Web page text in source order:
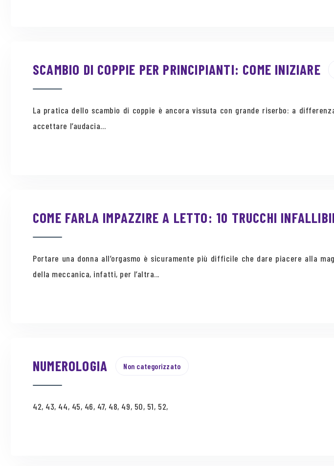
SCAMBIO DI COPPIE PER PRINCIPIANTI: COME INIZIARE
La pratica dello scambio di coppie è ancora vissuta con grande riserbo: a
accettare l’audacia...
COME FARLA IMPAZZIRE A LETTO: 10 TRUCCHI
Portare una donna all’orgasmo è sicuramente più difficile che dare piacere alla
della meccanica, infatti, per l’altra...
NUMEROLOGIA Non categorizzato
42, 43, 44, 45, 46, 47, 48, 49, 50, 51, 52,